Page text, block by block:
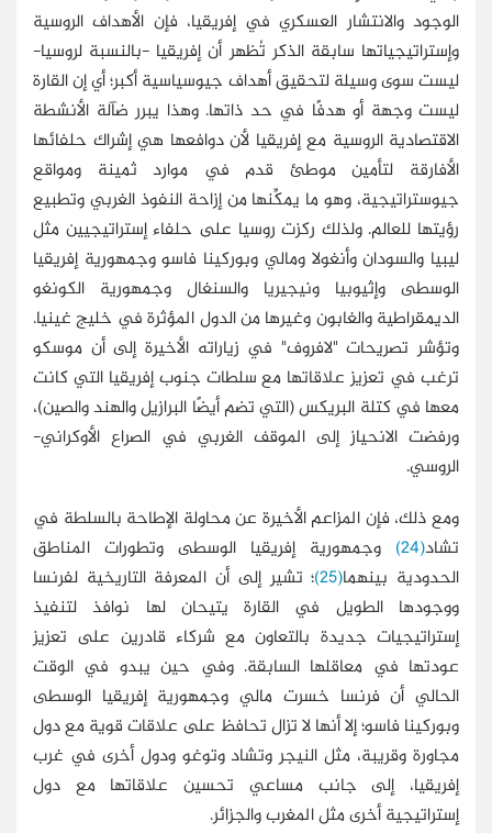
الوجود والانتشار العسكري في إفريقيا، فإن الأهداف الروسية
وإستراتيجياتها سابقة الذكر تُظهر أن إفريقيا -بالنسبة لروسيا-
ليست سوى وسيلة لتحقيق أهداف جيوسياسية أكبر؛ أي إن القارة
ليست وجهة أو هدفًا في حد ذاتها. وهذا يبرر ضآلة الأنشطة
الاقتصادية الروسية مع إفريقيا لأن دوافعها هي إشراك حلفائها
الأفارقة لتأمين موطئ قدم في موارد ثمينة ومواقع
جيوستراتيجية، وهو ما يمكِّنها من إزاحة النفوذ الغربي وتطبيع
رؤيتها للعالم. ولذلك ركزت روسيا على حلفاء إستراتيجيين مثل
ليبيا والسودان وأنغولا ومالي وبوركينا فاسو وجمهورية إفريقيا
الوسطى وإثيوبيا ونيجيريا والسنغال وجمهورية الكونغو
الديمقراطية والغابون وغيرها من الدول المؤثرة في خليج غينيا.
وتؤشر تصريحات "لافروف" في زياراته الأخيرة إلى أن موسكو
ترغب في تعزيز علاقاتها مع سلطات جنوب إفريقيا التي كانت
معها في كتلة البريكس (التي تضم أيضًا البرازيل والهند والصين)،
ورفضت الانحياز إلى الموقف الغربي في الصراع الأوكراني-
الروسي.
ومع ذلك، فإن المزاعم الأخيرة عن محاولة الإطاحة بالسلطة في
تشاد(24)
وجمهورية إفريقيا الوسطى وتطورات المناطق
الحدودية بينهما(25)
؛ تشير إلى أن المعرفة التاريخية لفرنسا
ووجودها الطويل في القارة يتيحان لها نوافذ لتنفيذ
إستراتيجيات جديدة بالتعاون مع شركاء قادرين على تعزيز
عودتها في معاقلها السابقة. وفي حين يبدو في الوقت
الحالي أن فرنسا خسرت مالي وجمهورية إفريقيا الوسطى
وبوركينا فاسو؛ إلا أنها لا تزال تحافظ على علاقات قوية مع دول
مجاورة وقريبة، مثل النيجر وتشاد وتوغو ودول أخرى في غرب
إفريقيا، إلى جانب مساعي تحسين علاقاتها مع دول
إستراتيجية أخرى مثل المغرب والجزائر.